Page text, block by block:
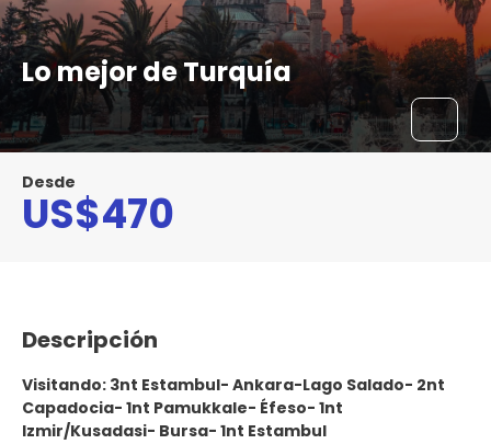
Lo mejor de Turquía
Desde
US$470
Descripción
Visitando: 3nt Estambul- Ankara-Lago Salado- 2nt
Capadocia- 1nt Pamukkale- Éfeso- 1nt
Izmir/Kusadasi- Bursa- 1nt Estambul